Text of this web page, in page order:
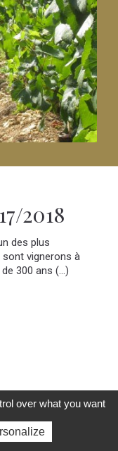
2018
des plus
sont vignerons à
300 ans (...)
over what you want